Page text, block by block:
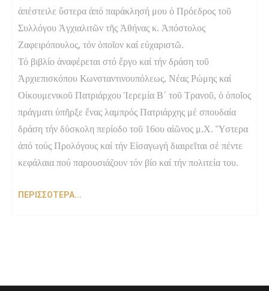
ἀπέστειλε ὕστερα ἀπό παράκλησή μου ὁ Πρόεδρος τοῦ
Συλλόγου Ἀγχιαλιτῶν τῆς Ἀθήνας κ. Ἀπόστολος
Ζαφειρόπουλος, τόν ὁποῖον καί εὐχαριστῶ.
Τό βιβλίο ἀναφέρεται στό ἔργο καί τήν δράση τοῦ
Ἀρχιεπισκόπου Κωνσταντινουπόλεως, Νέας Ρώμης καί
Οἰκουμενικοῦ Πατριάρχου Ἱερεμία Β΄ τοῦ Τρανοῦ, ὁ ὁποῖος
πράγματι ὑπῆρξε ἕνας λαμπρός Πατριάρχης μέ σπουδαία
δράση τήν δύσκολη περίοδο τοῦ 16ου αἰῶνος μ.Χ. Ὕστερα
ἀπό τούς Προλόγους καί τήν Εἰσαγωγή διαιρεῖται σέ πέντε
κεφάλαια πού παρουσιάζουν τόν βίο καί τήν πολιτεία του.
ΠΕΡΙΣΣΟΤΕΡΑ...